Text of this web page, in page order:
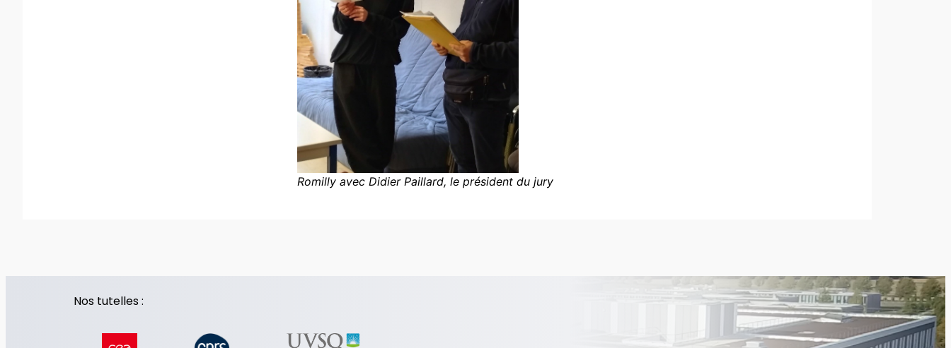
Romilly avec Didier Paillard, le président du jury
Nos tutelles :